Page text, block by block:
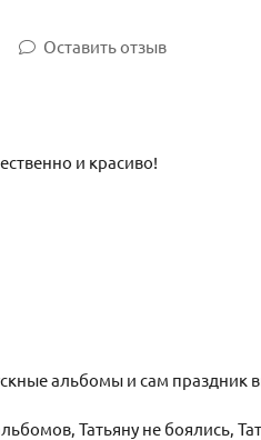
Оставить отзыв
и красиво!
альбомы и сам праздник
Татьяну не боялись,